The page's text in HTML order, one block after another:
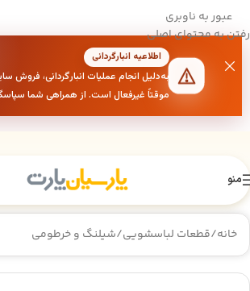
عبور به ناوبری
رفتن به محتوای اصلی
اطلاعیه انبارگردانی
به‌دلیل انجام عملیات انبارگردانی، فروش
موقتاً غیرفعال است. از همراهی شما
منو
خانه/قطعات لباسشویی/شیلنگ و خرطومی